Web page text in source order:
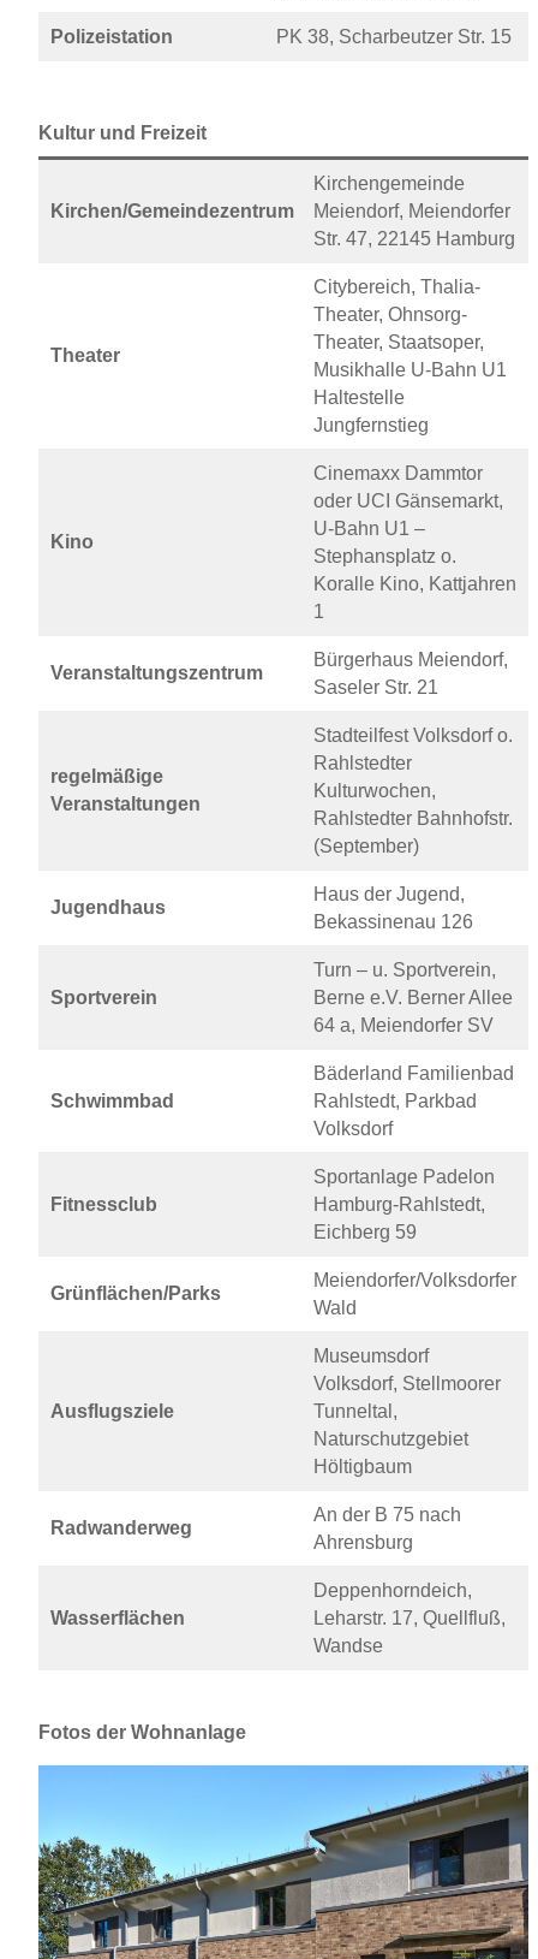
Polizeistation PK 38, Scharbeutzer Str. 15
Kultur und Freizeit
Kirchen/Gemeindezentrum
Kirchengemeinde
Meiendorf, Meiendorfer
Str. 47, 22145 Hamburg
Theater
Citybereich, Thalia-
Theater, Ohnsorg-
Theater, Staatsoper,
Musikhalle U-Bahn U1
Haltestelle
Jungfernstieg
Kino
Cinemaxx Dammtor
oder UCI Gänsemarkt,
U-Bahn U1 –
Stephansplatz o.
Koralle Kino, Kattjahren
1
Veranstaltungszentrum
Bürgerhaus Meiendorf,
Saseler Str. 21
regelmäßige
Veranstaltungen
Stadteilfest Volksdorf o.
Rahlstedter
Kulturwochen,
Rahlstedter Bahnhofstr.
(September)
Jugendhaus
Haus der Jugend,
Bekassinenau 126
Sportverein
Turn – u. Sportverein,
Berne e.V. Berner Allee
64 a, Meiendorfer SV
Schwimmbad
Bäderland Familienbad
Rahlstedt, Parkbad
Volksdorf
Fitnessclub
Sportanlage Padelon
Hamburg-Rahlstedt,
Eichberg 59
Grünflächen/Parks
Meiendorfer/Volksdorfer
Wald
Ausflugsziele
Museumsdorf
Volksdorf, Stellmoorer
Tunneltal,
Naturschutzgebiet
Höltigbaum
Radwanderweg
An der B 75 nach
Ahrensburg
Wasserflächen
Deppenhorndeich,
Leharstr. 17, Quellfluß,
Wandse
Fotos der Wohnanlage